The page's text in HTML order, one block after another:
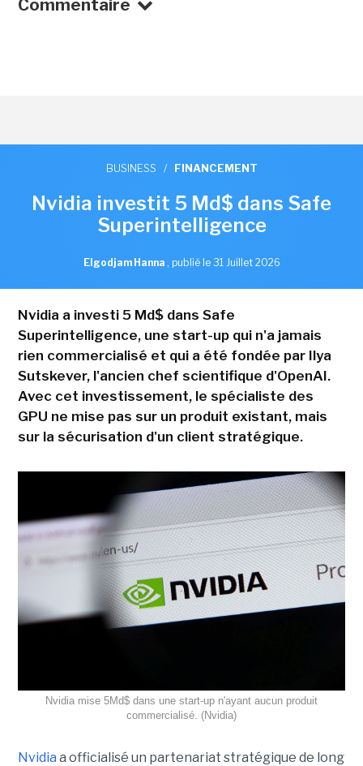
Commentaire
BUSINESS / FINANCEMENT
Nvidia investit 5 Md$ dans Safe
Superintelligence
Elgodjam Hanna , publié le 31 Juillet 2026
Nvidia a investi 5 Md$ dans Safe
Superintelligence, une start-up qui n'a jamais
rien commercialisé et qui a été fondée par Ilya
Sutskever, l'ancien chef scientifique d'OpenAI.
Avec cet investissement, le spécialiste des
GPU ne mise pas sur un produit existant, mais
sur la sécurisation d'un client stratégique.
Nvidia mise 5Md$ dans une start-up n'ayant aucun produit
commercialisé. (Nvidia)
Nvidia a officialisé un partenariat stratégique de long